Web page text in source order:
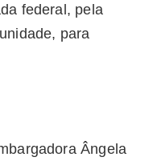
federal, pela
para
Ângela